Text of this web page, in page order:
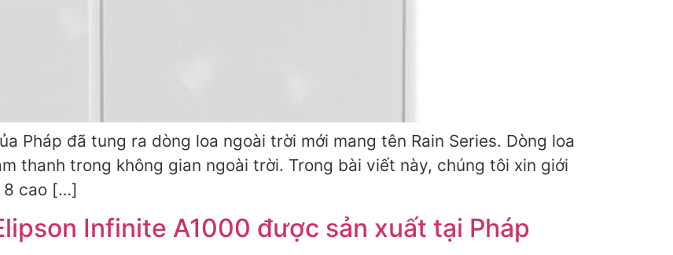
Pháp đã tung ra dòng loa ngoài trời mới mang tên Rain Series. Dòng loa
thanh trong không gian ngoài trời. Trong bài viết này, chúng tôi xin giới
8 cao […]
Infinite A1000 được sản xuất tại Pháp